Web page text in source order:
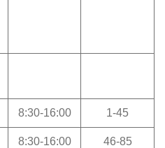
8:30-16:00 1-45
8:30-16:00 46-85